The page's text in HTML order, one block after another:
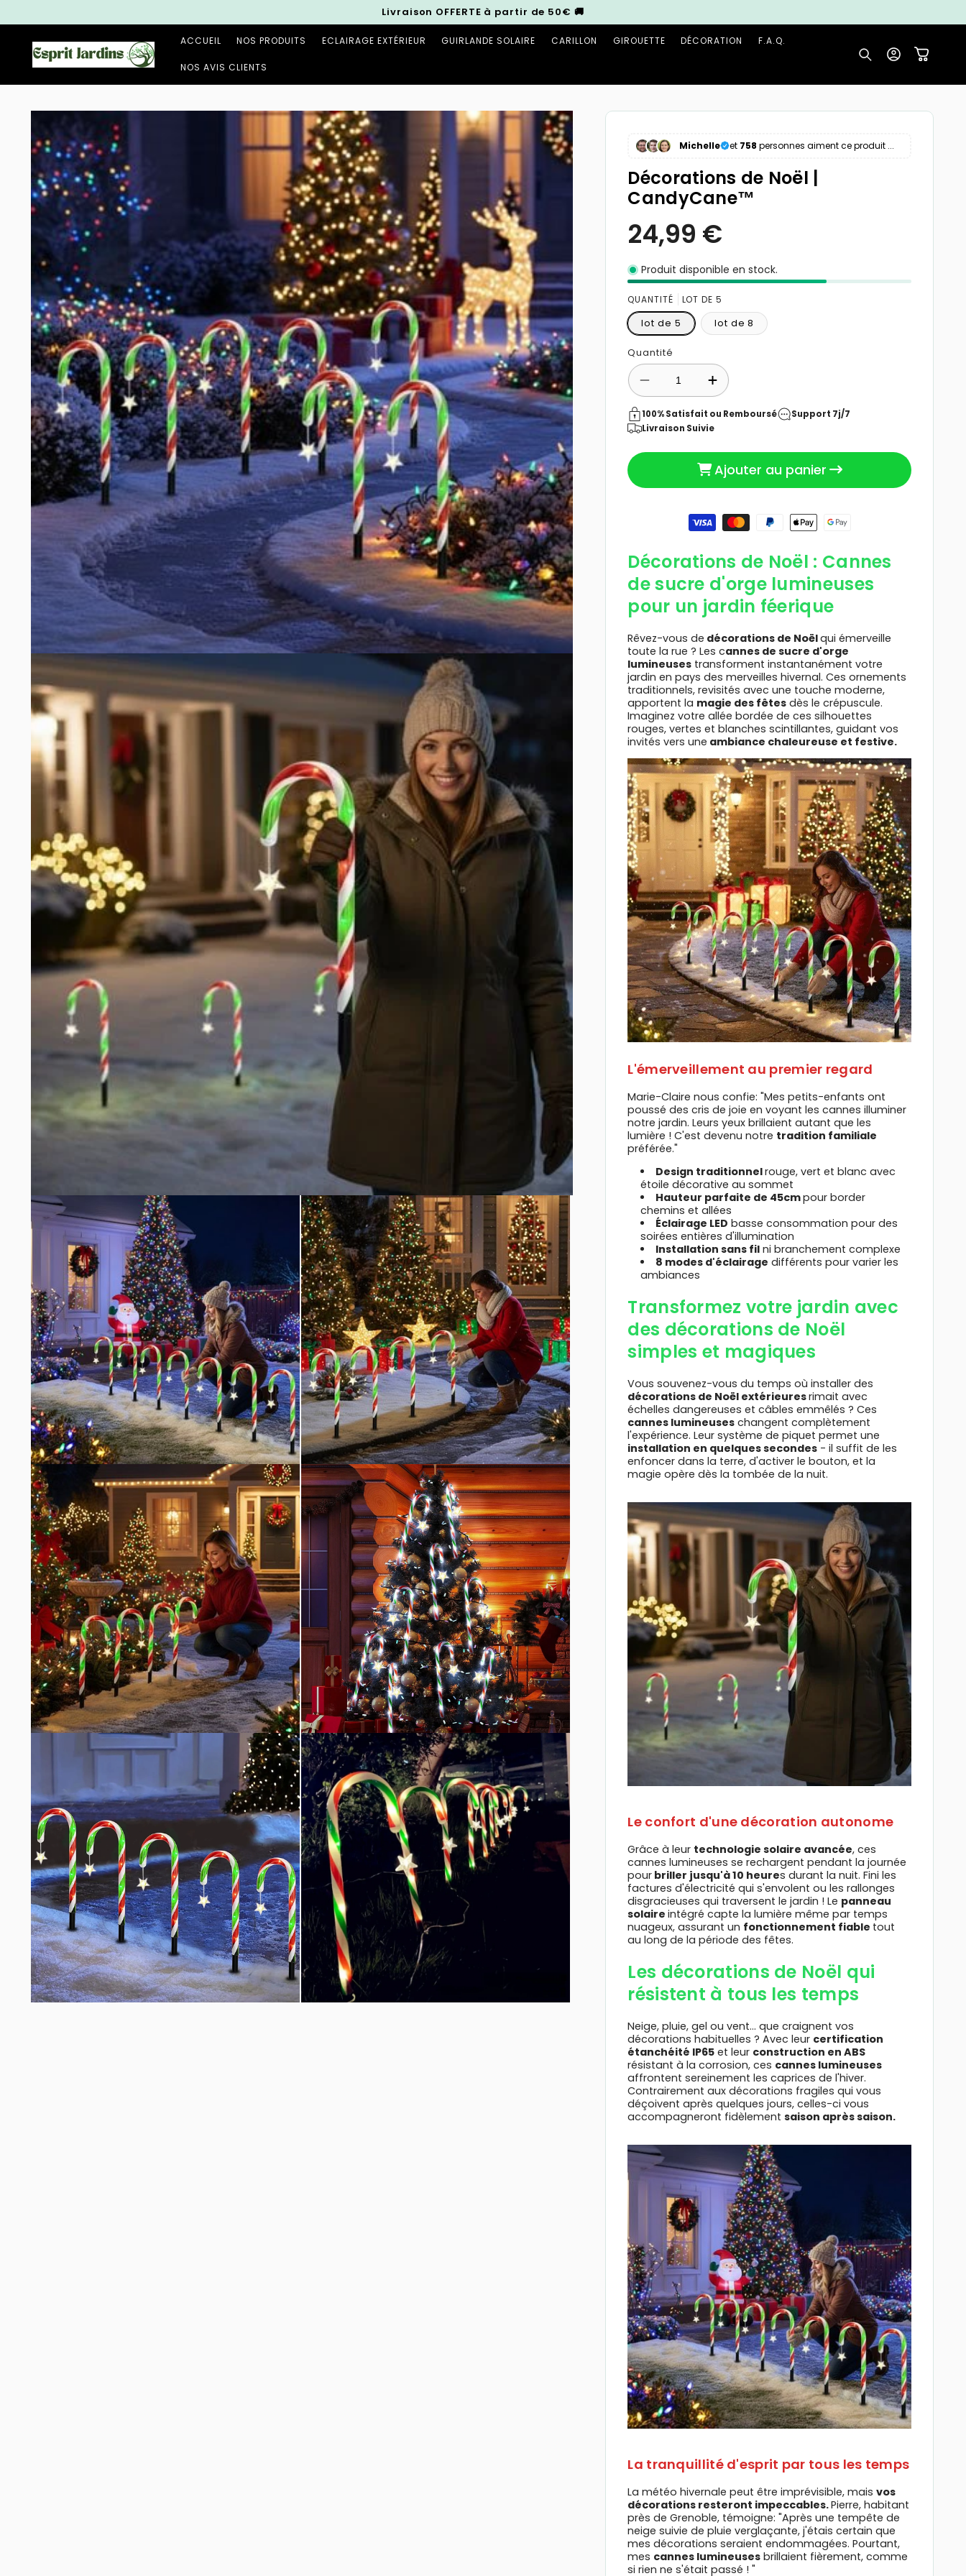
au
contenu
Livraison OFFERTE à partir de 50€ 🚚
ACCUEIL NOS PRODUITS ECLAIRAGE EXTÉRIEUR GUIRLANDE SOLAIRE CARILLON GIROUETTE DÉCORATION F.A.Q.
NOS AVIS CLIENTS
ConnexionPanier
Passer aux
informations
produits
Michelle et 758 personnes aiment ce produit ...
Décorations de Noël |
CandyCane™
Prix
24,99 €
Produit disponible en stock.
QUANTITÉ
LOT DE 5
lot de 5
lot de 8
Quantité
Réduire
la
quantité
de
de
Augmenter
la
quantité
de
de
Noël
100% Satisfait ou Remboursé
Support 7j/7
Livraison Suivie
Ajouter au panier
Décorations de Noël : Cannes
de sucre d'orge lumineuses
pour un jardin féerique
Rêvez-vous de décorations de Noëlqui émerveille
toute la rue ? Les cannes de sucre d'orge
lumineuses transforment instantanément votre
jardin en pays des merveilles hivernal. Ces ornements
traditionnels, revisités avec une touche moderne,
apportent la magie des fêtes dès le crépuscule.
Imaginez votre allée bordée de ces silhouettes
rouges, vertes et blanches scintillantes, guidant vos
invités vers une ambiance chaleureuse et festive.
L'émerveillement au premier regard
Marie-Claire nous confie: "Mes petits-enfants ont
poussé des cris de joie en voyant les cannes illuminer
notre jardin. Leurs yeux brillaient autant que les
lumière ! C'est devenu notre tradition familiale
préférée."
Design traditionnelrouge, vert et blanc avec
étoile décorative au sommet
Hauteur parfaite de 45cmpour border
chemins et allées
Éclairage LED basse consommation pour des
soirées entières d'illumination
Installation sans filni branchement complexe
8 modes d'éclairage différents pour varier les
ambiances
Transformez votre jardin avec
des décorations de Noël
simples et magiques
Vous souvenez-vous du temps où installer des
décorations de Noël extérieuresrimait avec
échelles dangereuses et câbles emmêlés ? Ces
cannes lumineuses changent complètement
l'expérience. Leur système de piquet permet une
installation en quelques secondes - il suffit de les
enfoncer dans la terre, d'activer le bouton, et la
magie opère dès la tombée de la nuit.
Le confort d'une décoration autonome
Grâce à leur technologie solaire avancée, ces
cannes lumineuses se rechargent pendant la journée
pour briller jusqu'à 10 heures durant la nuit. Fini les
factures d'électricité qui s'envolent ou les rallonges
disgracieuses qui traversent le jardin ! Le panneau
solaireintégré capte la lumière même par temps
nuageux, assurant un fonctionnement fiable tout
au long de la période des fêtes.
Les décorations de Noël qui
résistent à tous les temps
Neige, pluie, gel ou vent... que craignent vos
décorations habituelles ? Avec leur certification
étanchéité IP65 et leur construction en ABS
résistant à la corrosion, ces cannes lumineuses
affrontent sereinement les caprices de l'hiver.
Contrairement aux décorations fragiles qui vous
déçoivent après quelques jours, celles-ci vous
accompagneront fidèlementsaison après saison.
La tranquillité d'esprit par tous les temps
La météo hivernale peut être imprévisible, maisvos
décorations resteront impeccables.Pierre, habitant
près de Grenoble, témoigne: "Après une tempête de
neige suivie de pluie verglaçante, j'étais certain que
mes décorations seraient endommagées. Pourtant,
mes cannes lumineuses brillaient fièrement, comme
si rien ne s'était passé ! "